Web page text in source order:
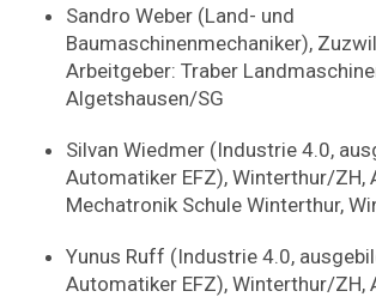
Sandro Weber (Land- und
Baumaschinenmechaniker),
Arbeitgeber: Traber
Algetshausen/SG
Silvan Wiedmer (Industrie 4.0,
Automatiker EFZ), Winterthur/ZH,
Mechatronik Schule Winterthur,
Yunus Ruff (Industrie 4.0,
Automatiker EFZ), Winterthur/ZH,